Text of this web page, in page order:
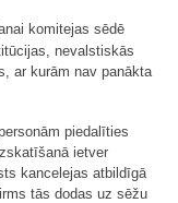
komitejas sēdē
nevalstiskās
ar kurām nav panākta
piedalīties
ietver
kancelejas atbildīgā
tās dodas uz sēžu